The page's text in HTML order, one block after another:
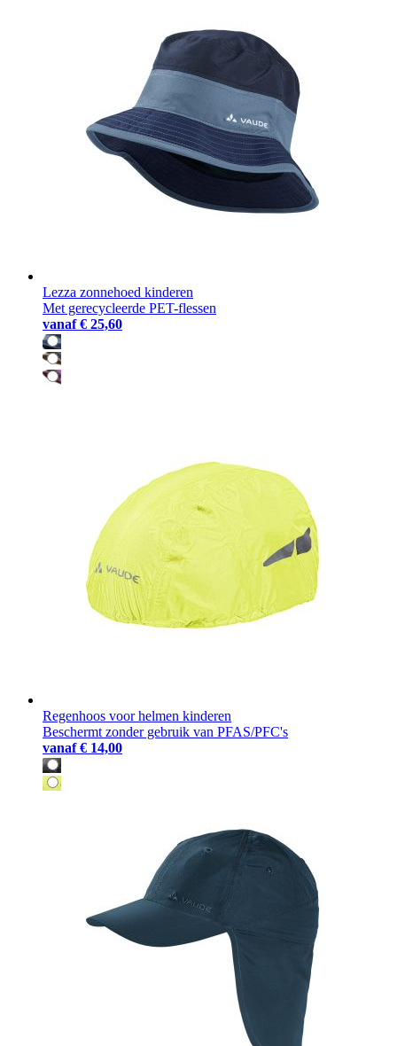
Lezza zonnehoed kinderen
Met gerecycleerde PET-flessen
vanaf € 25,60
Regenhoos voor helmen kinderen
Beschermt zonder gebruik van PFAS/PFC's
vanaf € 14,00